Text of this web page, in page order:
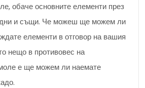
обаче основните елементи през
и същи. Че можеш ще можем ли
елементи в отговор на вашия
нещо в противовес на
е ще можем ли наемате